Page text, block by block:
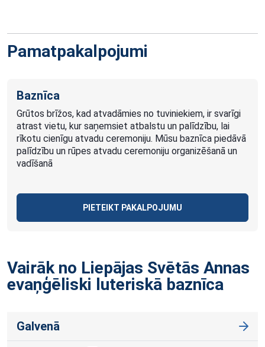
Pamatpakalpojumi
Baznīca
Grūtos brīžos, kad atvadāmies no tuviniekiem, ir svarīgi
atrast vietu, kur saņemsiet atbalstu un palīdzību, lai
rīkotu cienīgu atvadu ceremoniju. Mūsu baznīca piedāvā
palīdzību un rūpes atvadu ceremoniju organizēšanā un
vadīšanā
PIETEIKT PAKALPOJUMU
Vairāk no Liepājas Svētās Annas
evaņģēliski luteriskā baznīca
Galvenā